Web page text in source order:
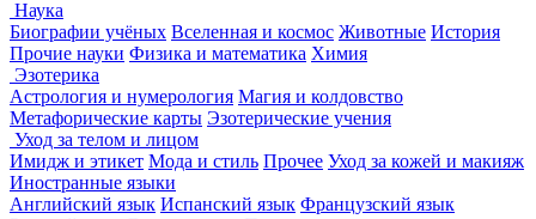
Наука
Биографии учёных Вселенная и космос Животные История
Прочие науки Физика и математика Химия
Эзотерика
Астрология и нумерология Магия и колдовство
Метафорические карты Эзотерические учения
Уход за телом и лицом
Имидж и этикет Мода и стиль Прочее Уход за кожей и макияж
Иностранные языки
Английский язык Испанский язык Французский язык